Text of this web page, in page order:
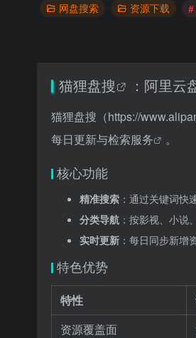
网盘搜索 资源下载
猫狸盘搜 ： 阿里云
猫狸盘搜（https://
每日更新与检索服务
。
核心功能
精准搜索 ：通过关键词快
分类导航 ：按影视、小说
实时更新 ：每日同步新增
特色优势
特性
资源覆盖面